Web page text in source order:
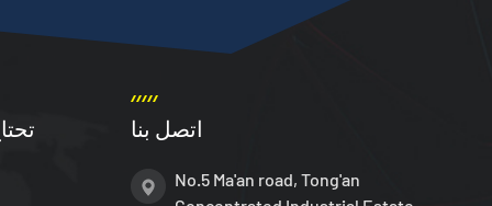
اتصل بنا
No.5 Ma'an road, Tong'an